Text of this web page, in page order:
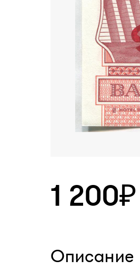
1 200₽
Описание